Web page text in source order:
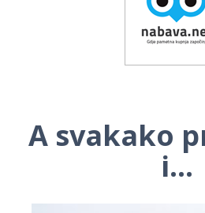
A svakako
i...